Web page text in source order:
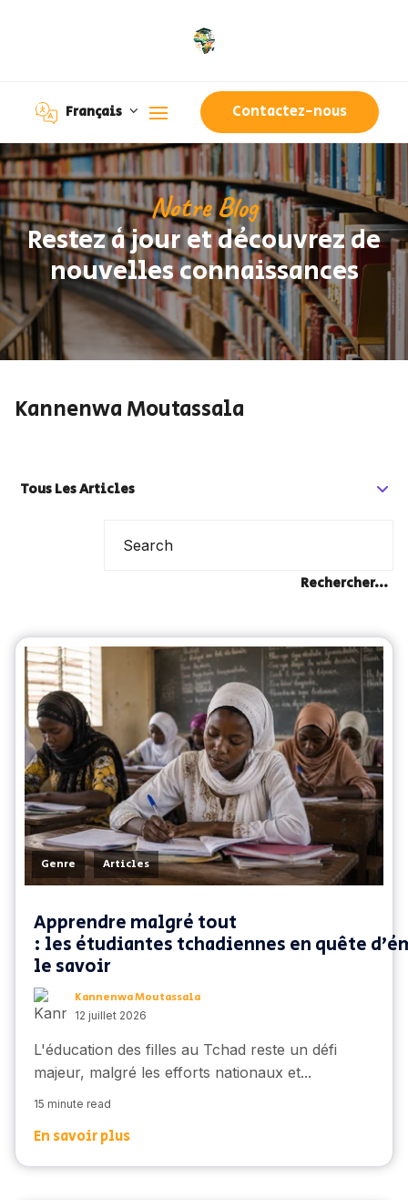
Français Contactez-nous
Notre Blog
Restez à jour et découvrez de
nouvelles connaissances
Kannenwa Moutassala
Tous Les Articles
Rechercher...
Genre , Articles
Apprendre malgré tout
: les étudiantes tchadiennes en quête
le savoir
Kannenwa Moutassala
12 juillet 2026
L'éducation des filles au Tchad reste un défi
majeur, malgré les efforts nationaux et...
15 minute read
En savoir plus